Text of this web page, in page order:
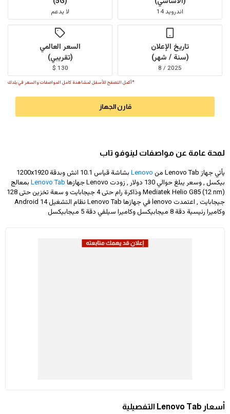
اندرويد 14 لا يدعم
تاريخ الإعلان
(سنة / شهر)
2025 / 8
السعر العالمي
(تقريبي)
130 $
*أكمل التصفح للأسفل لمشاهدة كامل المواصفات والسعر في بلدك
قارن الجهاز
لمحة عامة عن مواصفات لينوفو تاب
يأتي جهاز Lenovo Tab من Lenovo بشاشة قياس 10.1 انش وبدقة
1200x1920
بيكسل , وسعر يبلغ حوالي 130 دولار
, زودت Lenovo جهازها Lenovo Tab بمعالج
Mediatek Helio G85 (12 nm) وذاكرة رام حتى 4 جيجابايت و سعة تخزين حتى 128
جيجابايت , اعتمدت lenovo في جهازها Lenovo Tab نظام التشغيل Android 14
وكاميرا رئيسية دقة 8 ميجابيكسل وكاميرا سيلفي دقة 5 ميجابيكسل
أسعار Lenovo Tab التفصيلية